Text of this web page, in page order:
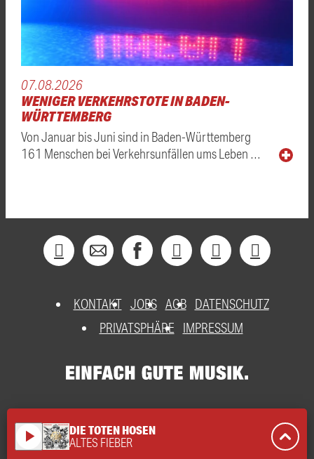
07.08.2026
WENIGER VERKEHRSTOTE IN BADEN-
WÜRTTEMBERG
Von Januar bis Juni sind in Baden-Württemberg
161 Menschen bei Verkehrsunfällen ums Leben …
KONTAKT JOBS AGB DATENSCHUTZ
PRIVATSPHÄRE
IMPRESSUM
play_arrow DIE TOTEN HOSEN
ALTES FIEBER